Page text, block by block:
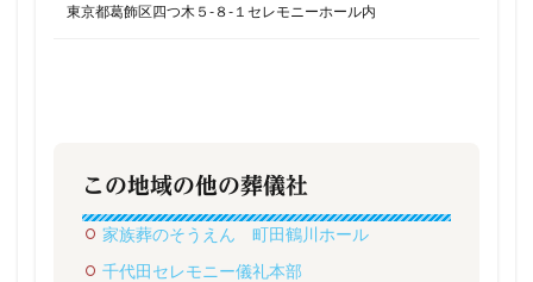
東京都葛飾区四つ木５-８-１セレモニーホール内
この地域の他の葬儀社
家族葬のそうえん 町田鶴川ホール
千代田セレモニー儀礼本部